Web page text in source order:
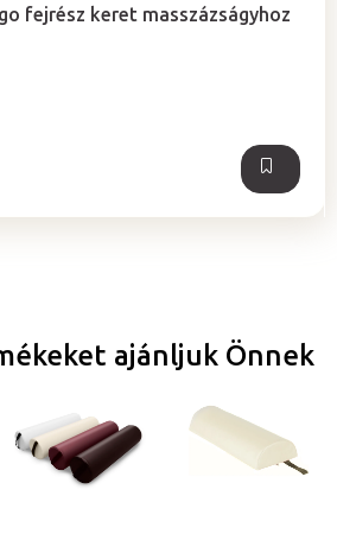
fejrész keret masszázságyhoz
ajánljuk Önnek